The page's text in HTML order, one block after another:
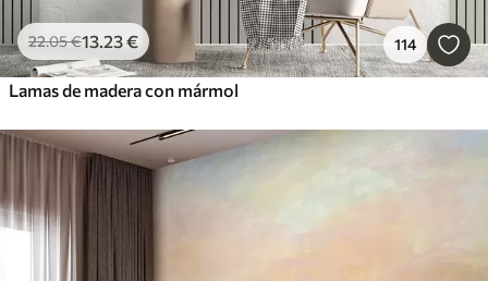
22.05€13.23€ 114
Lamas de madera con mármol